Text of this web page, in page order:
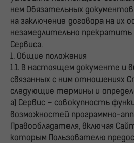
нем Обязательных
на заключение договора на их
незамедлительно прекратить
Сервиса.
1. Общие положения
1.1. В настоящем документе и
связанных с ним отношениях
следующие термины и
а) Сервис – совокупность
возможностей программно-
Правообладателя, включая
которым Пользователю